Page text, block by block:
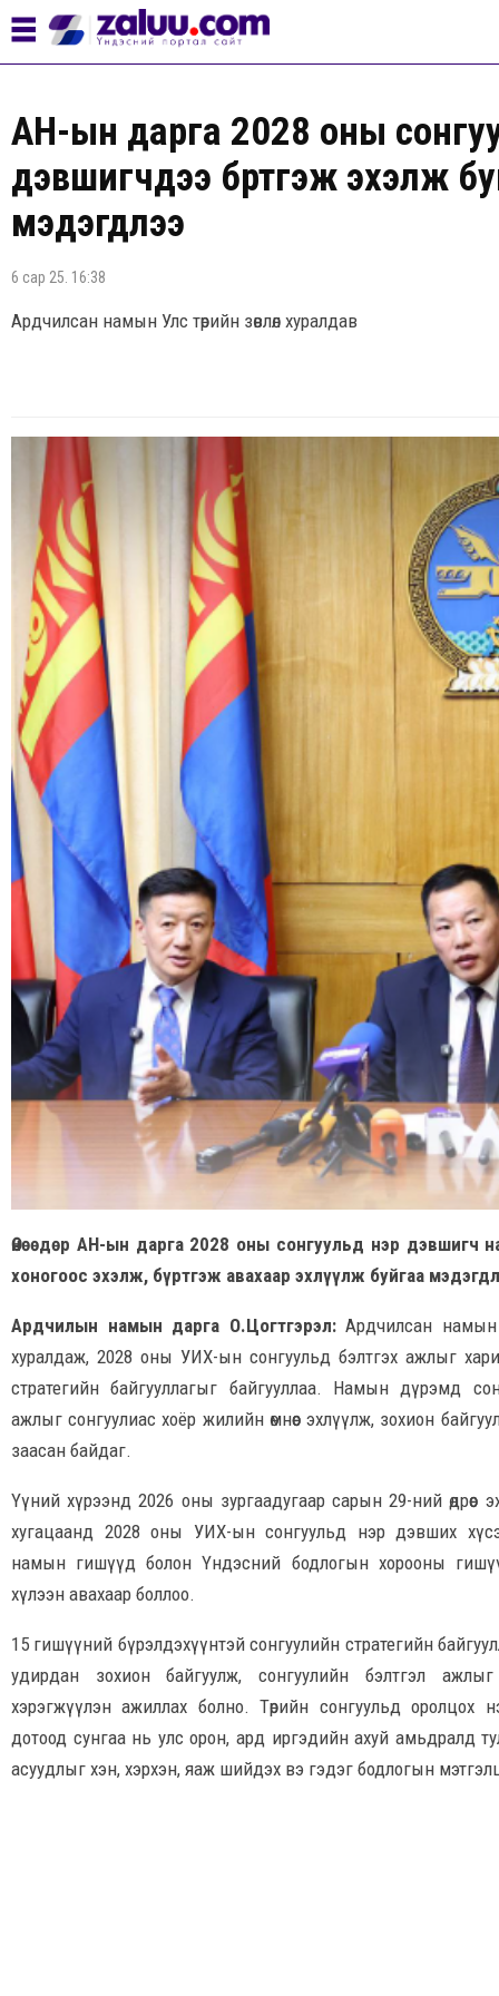
АН-ын дарга 2028 оны
дэвшигчдээ бүртгэж эхэлж
мэдэгдлээ
6 сар 25. 16:38
Ардчилсан намын Улс төрийн зөвлөл хуралдав
Өнөөдөр АН-ын дарга 2028 оны сонгуульд нэр дэвшигч
хоногоос эхэлж, бүртгэж авахаар эхлүүлж буйгаа
Ардчилын намын дарга О.Цогтгэрэл:Ардчилсан намын
хуралдаж, 2028 оны УИХ-ын сонгуульд бэлтгэх ажлыг
стратегийн байгууллагыг байгууллаа. Намын дүрэмд
ажлыг сонгуулиас хоёр жилийн өмнөөс эхлүүлж, зохион
заасан байдаг.
Үүний хүрээнд 2026 оны зургаадугаар сарын 29-ний өдрөөс
хугацаанд 2028 оны УИХ-ын сонгуульд нэр дэвших
намын гишүүд болон Үндэсний бодлогын хорооны
хүлээн авахаар боллоо.
15 гишүүний бүрэлдэхүүнтэй сонгуулийн стратегийн
удирдан зохион байгуулж, сонгуулийн бэлтгэл
хэрэгжүүлэн ажиллах болно. Төрийн сонгуульд оролцох
дотоод сунгаа нь улс орон, ард иргэдийн ахуй амьдралд
асуудлыг хэн, хэрхэн, яаж шийдэх вэ гэдэг бодлогын